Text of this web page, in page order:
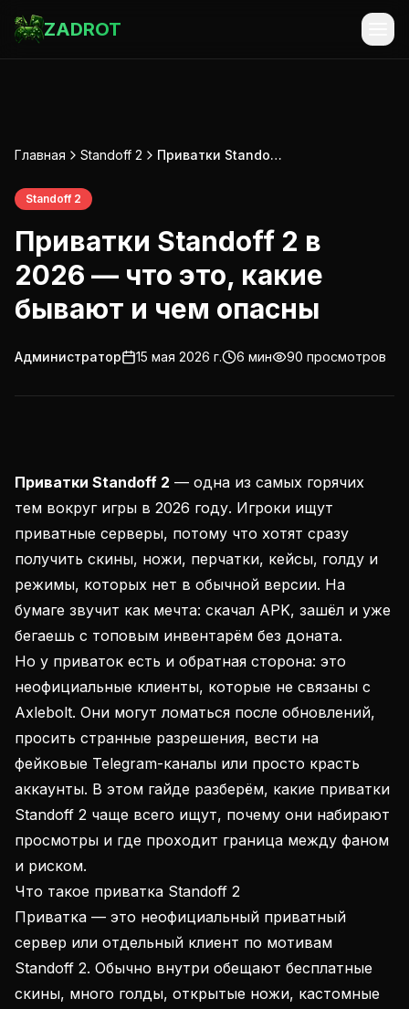
ZADROT
Главная Standoff 2 Приватки Standoff 2 в 2026 — что это, какие бывают и чем опасны
Standoff 2
Приватки Standoff 2 в
2026 — что это, какие
бывают и чем опасны
Администратор 15 мая 2026 г. 6 мин 90 просмотров
Приватки Standoff 2 — одна из самых горячих
тем вокруг игры в 2026 году. Игроки ищут
приватные серверы, потому что хотят сразу
получить скины, ножи, перчатки, кейсы, голду и
режимы, которых нет в обычной версии. На
бумаге звучит как мечта: скачал APK, зашёл и уже
бегаешь с топовым инвентарём без доната.
Но у приваток есть и обратная сторона: это
неофициальные клиенты, которые не связаны с
Axlebolt. Они могут ломаться после обновлений,
просить странные разрешения, вести на
фейковые Telegram-каналы или просто красть
аккаунты. В этом гайде разберём, какие приватки
Standoff 2 чаще всего ищут, почему они набирают
просмотры и где проходит граница между фаном
и риском.
Что такое приватка Standoff 2
Приватка — это неофициальный приватный
сервер или отдельный клиент по мотивам
Standoff 2. Обычно внутри обещают бесплатные
скины, много голды, открытые ножи, кастомные